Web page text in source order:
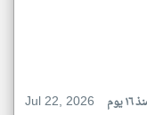
Jul 22, 2026
١٦ يوم